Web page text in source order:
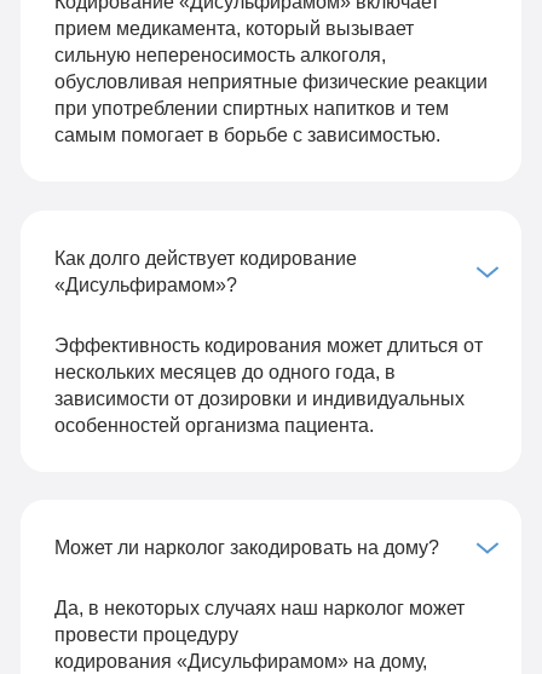
прием медикамента, который вызывает
сильную непереносимость алкоголя,
обусловливая неприятные физические реакции
при употреблении спиртных напитков и тем
самым помогает в борьбе с зависимостью.
Как долго действует кодирование
«Дисульфирамом»?
Эффективность кодирования может длиться от
нескольких месяцев до одного года, в
зависимости от дозировки и индивидуальных
особенностей организма пациента.
Может ли нарколог закодировать на дому?
Да, в некоторых случаях наш нарколог может
провести процедуру
кодирования «Дисульфирамом» на дому,